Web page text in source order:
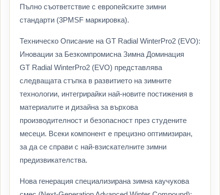
Пълно съответствие с европейските зимни
стандарти (3PMSF маркировка).
Техническо Описание на GT Radial WinterPro2 (EVO):
Иновации за Безкомпромисна Зимна Доминация
GT Radial WinterPro2 (EVO) представлява
следващата стъпка в развитието на зимните
технологии, интегрирайки най-новите постижения в
материалите и дизайна за върхова
производителност и безопасност през студените
месеци. Всеки компонент е прецизно оптимизиран,
за да се справи с най-взискателните зимни
предизвикателства.
Нова генерация специализирана зимна каучукова